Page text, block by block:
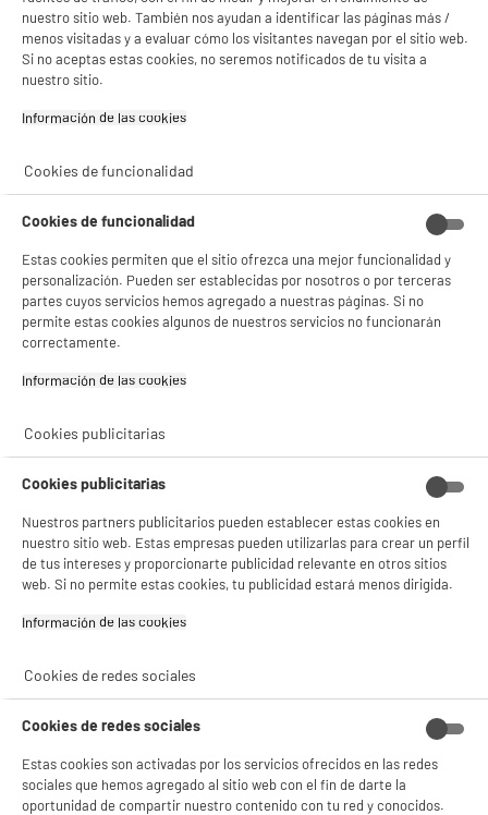
Edenwood
Nombre del fabricante,
nombre de la empresa o marca
ELECTRO DEPOT FRANCE
correo electrónico
PRODUCTSUPPORT@CONTAC
Código del artículo 973110
nuestro sitio web. También nos ayudan a identificar las páginas más /
menos visitadas y a evaluar cómo los visitantes navegan por el sitio web.
Si no aceptas estas cookies, no seremos notificados de tu visita a
nuestro sitio.
Información de las cookies‎
Cookies de funcionalidad
Cookies de funcionalidad
Estas cookies permiten que el sitio ofrezca una mejor funcionalidad y
personalización. Pueden ser establecidas por nosotros o por terceras
partes cuyos servicios hemos agregado a nuestras páginas. Si no
permite estas cookies algunos de nuestros servicios no funcionarán
correctamente.
Información de las cookies‎
Cookies publicitarias
Cookies publicitarias
Nuestros partners publicitarios pueden establecer estas cookies en
nuestro sitio web. Estas empresas pueden utilizarlas para crear un perfil
de tus intereses y proporcionarte publicidad relevante en otros sitios
web. Si no permite estas cookies, tu publicidad estará menos dirigida.
Información de las cookies‎
Cookies de redes sociales
Cookies de redes sociales
Estas cookies son activadas por los servicios ofrecidos en las redes
sociales que hemos agregado al sitio web con el fin de darte la
oportunidad de compartir nuestro contenido con tu red y conocidos.